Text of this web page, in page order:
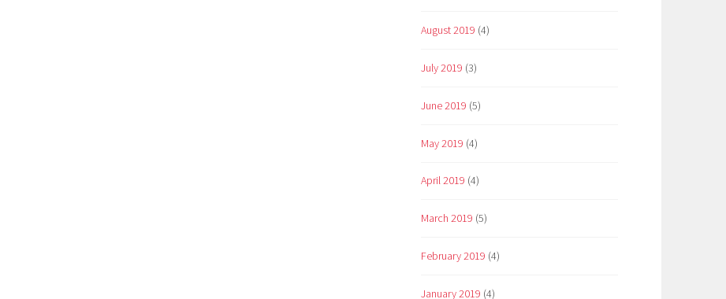
August 2019 (4)
July 2019 (3)
June 2019 (5)
May 2019 (4)
April 2019 (4)
March 2019 (5)
February 2019 (4)
January 2019 (4)